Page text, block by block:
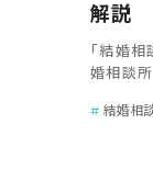
解説
「結婚
婚相談所
結婚相